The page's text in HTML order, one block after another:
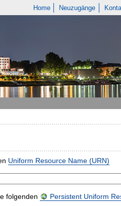
Home Neuzugänge
Uniform Resource Name (URN)
folgenden Persistent Uniform